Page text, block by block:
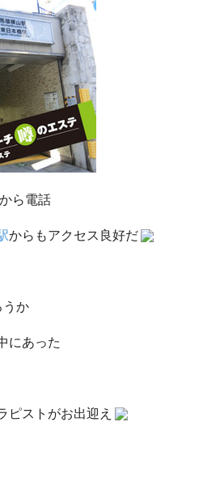
ら電話
からもアクセス良好だ
うか
にあった
ピストがお出迎え